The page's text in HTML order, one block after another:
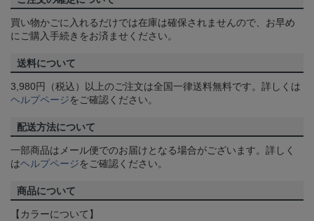
買い物かごに入れるだけでは在庫は確保されませんので、お早め
にご購入手続きをお済ませください。
送料について
3,980円（税込）以上のご注文は全国一律送料無料です。詳しくは
ヘルプページをご確認ください。
配送方法について
一部商品はメール便でのお届けとなる場合がございます。詳しく
はヘルプページをご確認ください。
商品について
【カラーについて】